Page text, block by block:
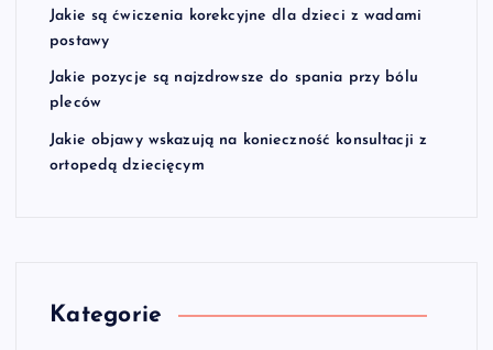
Jakie są ćwiczenia korekcyjne dla dzieci z wadami
postawy
Jakie pozycje są najzdrowsze do spania przy bólu
pleców
Jakie objawy wskazują na konieczność konsultacji z
ortopedą dziecięcym
Kategorie